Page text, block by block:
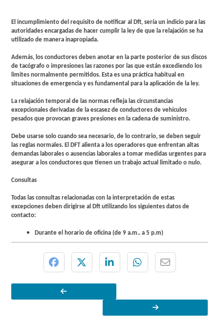
El incumplimiento del requisito de notificar al Dft, sería un indicio para las
autoridades encargadas de hacer cumplir la ley de que la relajación se ha
utilizado de manera inapropiada.
Además, los conductores deben anotar en la parte posterior de sus discos
de tacógrafo o impresiones las razones por las que están excediendo los
limites normalmente permitidos. Esta es una práctica habitual en
situaciones de emergencia y es fundamental para la aplicación de la ley.
La relajación temporal de las normas refleja las circunstancias
excepcionales derivadas de la escasez de conductores de vehículos
pesados que provocan graves presiones en la cadena de suministro.
Debe usarse solo cuando sea necesario, de lo contrario, se deben seguir
las reglas normales. El DFT alienta a los operadores que enfrentan altas
demandas laborales o ausencias laborales a tomar medidas urgentes para
asegurar a los conductores que tienen un trabajo actual limitado o nulo.
Consultas
Todas las consultas relacionadas con la interpretación de estas
excepciones deben dirigirse al Dft utilizando los siguientes datos de
contacto:
Durante el horario de oficina (de 9 a.m.. a 5 p.m)